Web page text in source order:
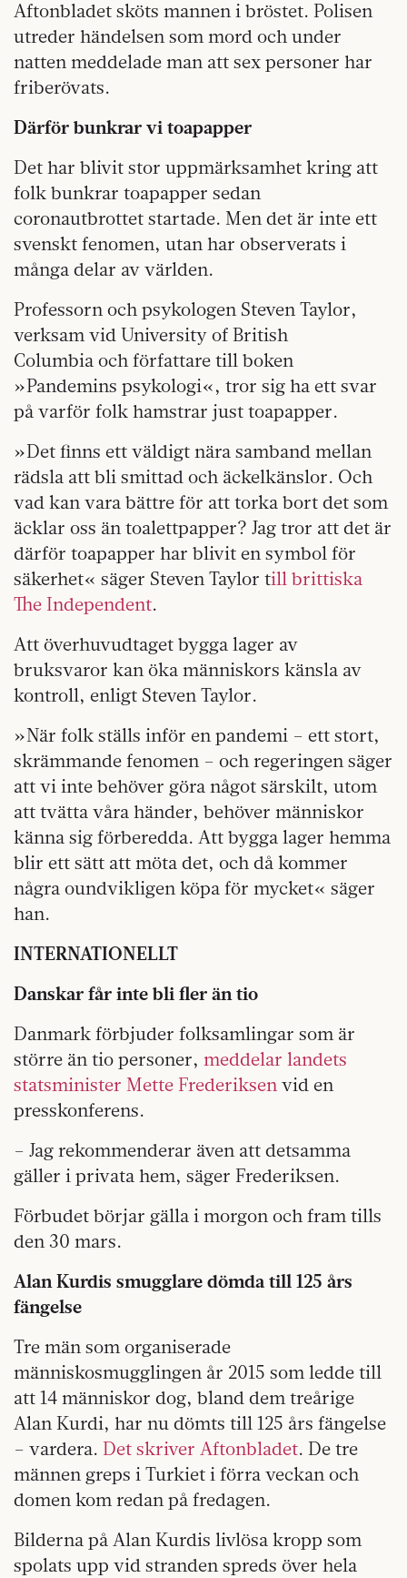
Aftonbladet sköts mannen i bröstet. Polisen
utreder händelsen som mord och under
natten meddelade man att sex personer har
friberövats.
Därför bunkrar vi toapapper
Det har blivit stor uppmärksamhet kring att
folk bunkrar toapapper sedan
coronautbrottet startade. Men det är inte ett
svenskt fenomen, utan har observerats i
många delar av världen.
Professorn och psykologen Steven Taylor,
verksam vid University of British
Columbia och författare till boken
»Pandemins psykologi«, tror sig ha ett svar
på varför folk hamstrar just toapapper.
»Det finns ett väldigt nära samband mellan
rädsla att bli smittad och äckelkänslor. Och
vad kan vara bättre för att torka bort det som
äcklar oss än toalettpapper? Jag tror att det är
därför toapapper har blivit en symbol för
säkerhet« säger Steven Taylor till brittiska
The Independent.
Att överhuvudtaget bygga lager av
bruksvaror kan öka människors känsla av
kontroll, enligt Steven Taylor.
»När folk ställs inför en pandemi – ett stort,
skrämmande fenomen – och regeringen säger
att vi inte behöver göra något särskilt, utom
att tvätta våra händer, behöver människor
känna sig förberedda. Att bygga lager hemma
blir ett sätt att möta det, och då kommer
några oundvikligen köpa för mycket« säger
han.
INTERNATIONELLT
Danskar får inte bli fler än tio
Danmark förbjuder folksamlingar som är
större än tio personer, meddelar landets
statsminister Mette Frederiksenvid en
presskonferens.
– Jag rekommenderar även att detsamma
gäller i privata hem, säger Frederiksen.
Förbudet börjar gälla i morgon och fram tills
den 30 mars.
Alan Kurdis smugglare dömda till 125 års
fängelse
Tre män som organiserade
människosmugglingen år 2015 som ledde till
att 14 människor dog, bland dem treårige
Alan Kurdi, har nu dömts till 125 års fängelse
– vardera. Det skriver Aftonbladet. De tre
männen greps i Turkiet i förra veckan och
domen kom redan på fredagen.
Bilderna på Alan Kurdis livlösa kropp som
spolats upp vid stranden spreds över hela